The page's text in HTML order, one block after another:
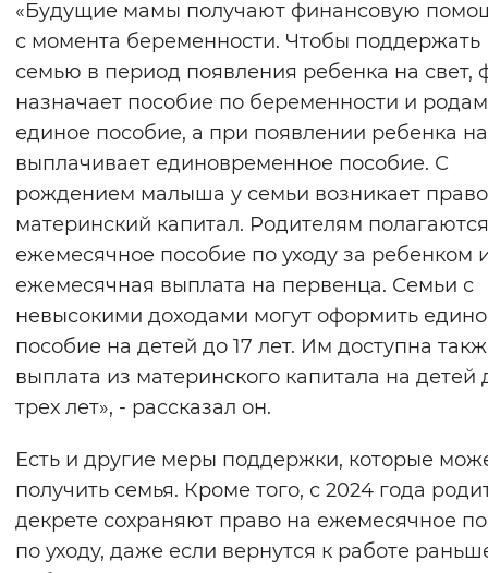
«Будущие мамы получают финансовую
с момента беременности. Чтобы поддержать
семью в период появления ребенка на свет,
назначает пособие по беременности и
единое пособие, а при появлении ребенка
выплачивает единовременное пособие. С
рождением малыша у семьи возникает
материнский капитал. Родителям полагаются
ежемесячное пособие по уходу за ребенком
ежемесячная выплата на первенца. Семьи с
невысокими доходами могут оформить
пособие на детей до 17 лет. Им доступна
выплата из материнского капитала на детей
трех лет», - рассказал он.
Есть и другие меры поддержки, которые
получить семья. Кроме того, с 2024 года
декрете сохраняют право на ежемесячное
по уходу, даже если вернутся к работе